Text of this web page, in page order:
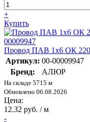
+
Купить
Провод ПАВ 1х6 ОК
Артикул: 00-00009947
Бренд:
АЛЮР
На складе 5715 м
Обновлено 06.08.2026
Цена:
12.32 руб. / м
-